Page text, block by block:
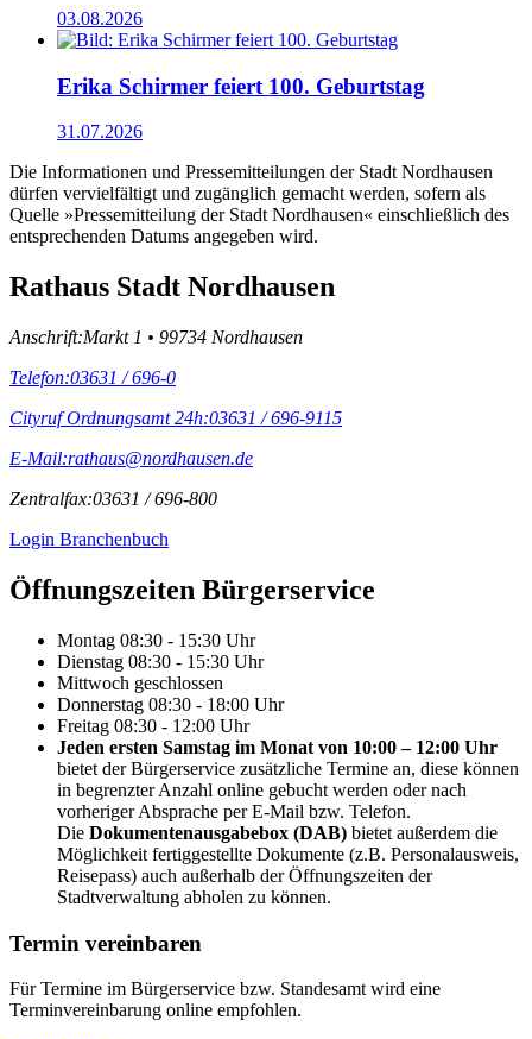
03.08.2026
Erika Schirmer feiert 100. Geburtstag
31.07.2026
Die Informationen und Pressemitteilungen der Stadt Nordhausen
dürfen vervielfältigt und zugänglich gemacht werden, sofern als
Quelle »Pressemitteilung der Stadt Nordhausen« einschließlich des
entsprechenden Datums angegeben wird.
Rathaus Stadt Nordhausen
Anschrift:Markt 1 • 99734 Nordhausen
Telefon:03631 / 696-0
Cityruf Ordnungsamt 24h:03631 / 696-9115
E-Mail:rathaus@nordhausen.de
Zentralfax:03631 / 696-800
Login Branchenbuch
Öffnungs­zeiten Bürgerservice
Montag 08:30 - 15:30 Uhr
Dienstag 08:30 - 15:30 Uhr
Mittwoch geschlossen
Donnerstag 08:30 - 18:00 Uhr
Freitag 08:30 - 12:00 Uhr
Jeden ersten Samstag im Monat von 10:00 – 12:00 Uhr
bietet der Bürgerservice zusätzliche Termine an, diese können
in begrenzter Anzahl online gebucht werden oder nach
vorheriger Absprache per E-Mail bzw. Telefon.
Die Dokumentenausgabebox (DAB) bietet außerdem die
Möglichkeit fertiggestellte Dokumente (z.B. Personalausweis,
Reisepass) auch außerhalb der Öffnungszeiten der
Stadtverwaltung abholen zu können.
Termin vereinbaren
Für Termine im Bürgerservice bzw. Standesamt wird eine
Terminvereinbarung online empfohlen.